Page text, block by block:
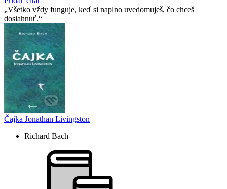
Všetko vždy funguje, keď si naplno uvedomuješ, čo chceš
dosiahnuť.
Čajka Jonathan Livingston
Richard Bach